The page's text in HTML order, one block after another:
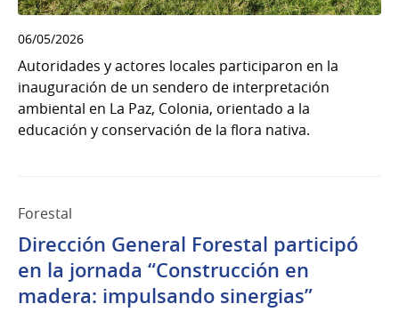
06/05/2026
Autoridades y actores locales participaron en la
inauguración de un sendero de interpretación
ambiental en La Paz, Colonia, orientado a la
educación y conservación de la flora nativa.
Forestal
Dirección General Forestal participó
en la jornada “Construcción en
madera: impulsando sinergias”